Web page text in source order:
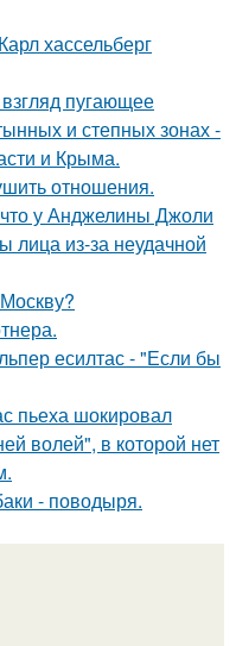
хассельберг
пугающее
и степных зонах -
и Крыма.
отношения.
у Анджелины Джоли
лица из-за неудачной
есилтас - "Если бы
пьеха шокировал
волей", в которой нет
- поводыря.